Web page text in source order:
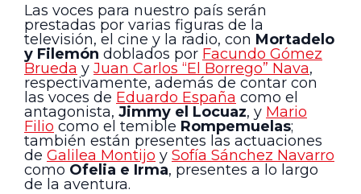
Las voces para nuestro país serán
prestadas por varias figuras de la
televisión, el cine y la radio, con Mortadelo
y Filemón doblados por Facundo Gómez
Brueda y Juan Carlos “El Borrego” Nava,
respectivamente, además de contar con
las voces de Eduardo España como el
antagonista, Jimmy el Locuaz, y Mario
Filio como el temible Rompemuelas;
también están presentes las actuaciones
de Galilea Montijo y Sofía Sánchez Navarro
como Ofelia e Irma, presentes a lo largo
de la aventura.